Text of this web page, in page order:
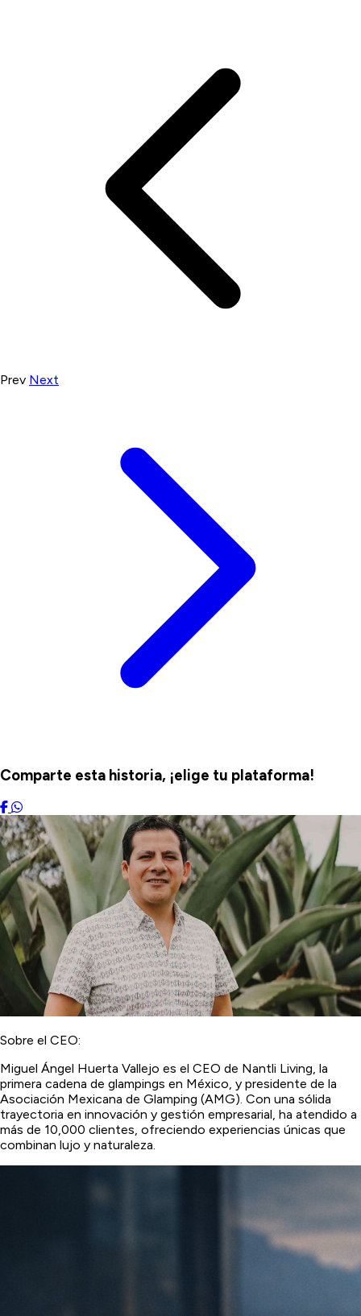
Prev Next
Comparte esta historia, ¡elige tu plataforma!
Sobre el CEO:
Miguel Ángel Huerta Vallejo es el CEO de Nantli Living, la
primera cadena de glampings en México, y presidente de la
Asociación Mexicana de Glamping (AMG). Con una sólida
trayectoria en innovación y gestión empresarial, ha atendido a
más de 10,000 clientes, ofreciendo experiencias únicas que
combinan lujo y naturaleza.